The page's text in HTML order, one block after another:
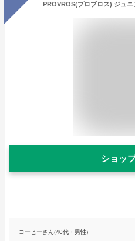
ショッ
コーヒーさん(40代・男性)